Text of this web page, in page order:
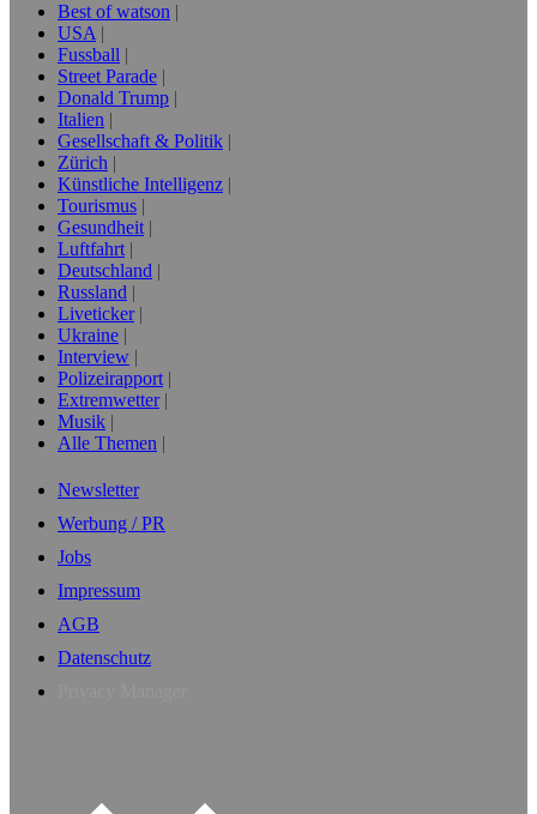
Best of watson
USA
Fussball
Street Parade
Donald Trump
Italien
Gesellschaft & Politik
Zürich
Künstliche Intelligenz
Tourismus
Gesundheit
Luftfahrt
Deutschland
Russland
Liveticker
Ukraine
Interview
Polizeirapport
Extremwetter
Musik
Alle Themen
Newsletter
Werbung / PR
Jobs
Impressum
AGB
Datenschutz